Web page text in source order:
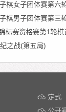
女子团体赛第六轮：汪
男子团体赛第三轮：杨
标赛资格赛第1轮棋
之战(第五局)
定式